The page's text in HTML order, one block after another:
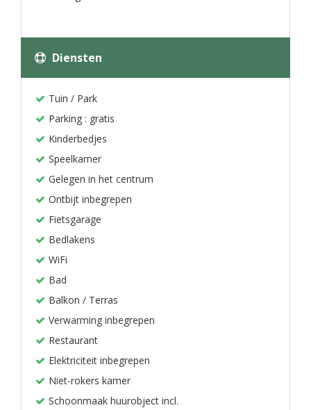
Diensten
Tuin / Park
Parking : gratis
Kinderbedjes
Speelkamer
Gelegen in het centrum
Ontbijt inbegrepen
Fietsgarage
Bedlakens
WiFi
Bad
Balkon / Terras
Verwarming inbegrepen
Restaurant
Elektriciteit inbegrepen
Niet-rokers kamer
Schoonmaak huurobject incl.